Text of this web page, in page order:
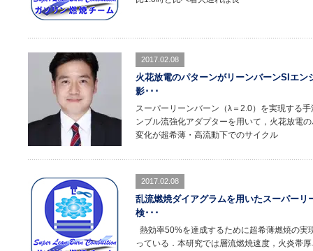
2017.02.08
火花放電のパターンがリーンバーンSIエ
影･･･
スーパーリーンバーン（λ＝2.0）を実現する
ンブル流強化アダプターを用いて，火花放電
変化が超希薄・高流動下でのサイクル
2017.02.08
乱流燃焼ダイアグラムを用いたスーパー
検･･･
熱効率50%を達成するために超希薄燃焼の
っている．本研究では層流燃焼速度，火炎帯